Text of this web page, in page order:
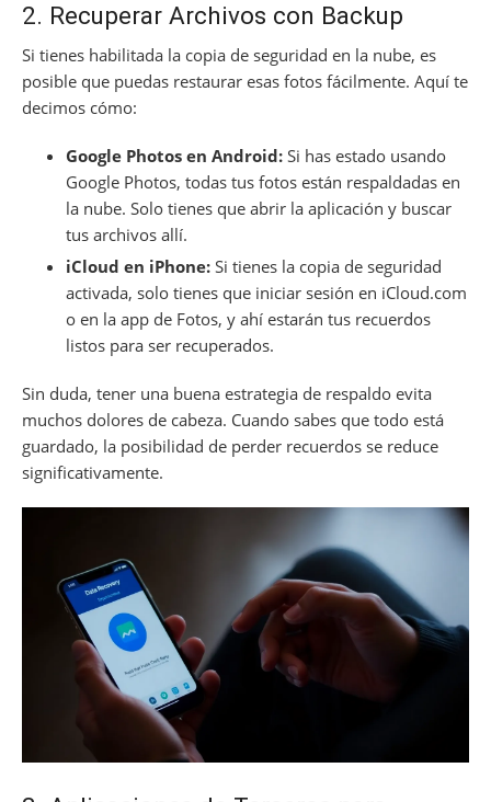
2. Recuperar Archivos con Backup
Si tienes habilitada la copia de seguridad en la nube, es
posible que puedas restaurar esas fotos fácilmente. Aquí te
decimos cómo:
Google Photos en Android: Si has estado usando
Google Photos, todas tus fotos están respaldadas en
la nube. Solo tienes que abrir la aplicación y buscar
tus archivos allí.
iCloud en iPhone: Si tienes la copia de seguridad
activada, solo tienes que iniciar sesión en iCloud.com
o en la app de Fotos, y ahí estarán tus recuerdos
listos para ser recuperados.
Sin duda, tener una buena estrategia de respaldo evita
muchos dolores de cabeza. Cuando sabes que todo está
guardado, la posibilidad de perder recuerdos se reduce
significativamente.